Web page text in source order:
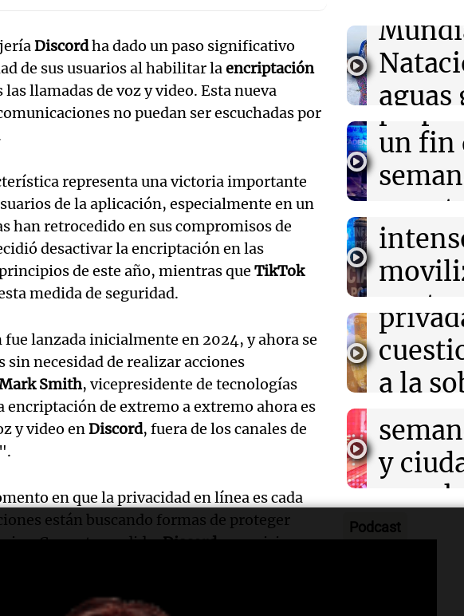
Discordha dado un paso significativo
de sus usuarios al habilitar laencriptación
las llamadas de voz y video. Esta nueva
no puedan ser escuchadas por
representa una victoria importante
de la aplicación, especialmente en un
han retrocedido en sus compromisos de
desactivar la encriptación en las
de este año, mientras que TikTok
medida de seguridad.
lanzada inicialmente en 2024, y ahora se
necesidad de realizar acciones
Smith, vicepresidente de tecnologías
de extremo a extremo ahora es
y video enDiscord, fuera de los canales de
en que la privacidad en línea es cada
están buscando formas de proteger
Con esta medida,Discordse posiciona
digital, ofreciendo a sus usuarios la
son privadas y seguras.
22:40 Deportes
Claudio
presidente de
Mundial 2030
22:15 Sociedad
Quiniela
números
22:14 Viva la Radio
Kapanga
Rosario: "Las
envejecieron
aguas
frente
Turno
Audio.
un fin
y
ley de
Panorama
Episodios
Audio.
Panorama
Episodios
Audio.
el
a la
digital
Panorama
Episodios
Audio.
un fin
y
contra
Audio.
Audio.
Podcast